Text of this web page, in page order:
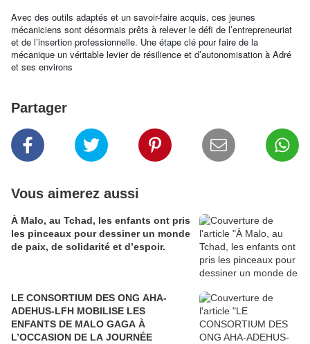
Avec des outils adaptés et un savoir-faire acquis, ces jeunes
mécaniciens sont désormais prêts à relever le défi de l’entrepreneuriat
et de l’insertion professionnelle. Une étape clé pour faire de la
mécanique un véritable levier de résilience et d’autonomisation à Adré
et ses environs
Partager
Vous aimerez aussi
À Malo, au Tchad, les enfants ont pris
les pinceaux pour dessiner un monde
de paix, de solidarité et d’espoir.
LE CONSORTIUM DES ONG AHA-
ADEHUS-LFH MOBILISE LES
ENFANTS DE MALO GAGA À
L’OCCASION DE LA JOURNÉE